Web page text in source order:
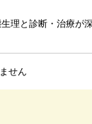
療が深くわかる 救急ナースの
せん